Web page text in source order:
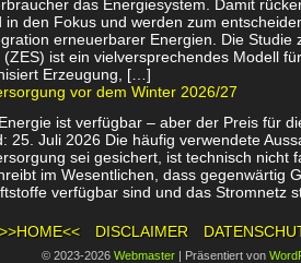
das Energiesystem. Damit
in den Fokus und werden zum
erneuerbarer Energien. Die Studie
ist ein vielversprechendes Modell
Erzeugung, […]
vor dem Winter 2026/27
ist verfügbar – aber der Preis für
25. Juli 2026 Die häufig verwendete
sei gesichert, ist technisch nicht
im Wesentlichen, dass gegenwärtig
verfügbar sind und das Stromnetz
>>HOME<<
DISCLAIMER
© 2023-2026 Webmaster | Präsentiert von